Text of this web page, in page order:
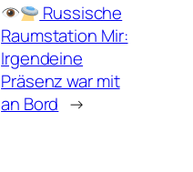
Russische
Raumstation Mir:
Irgendeine
Präsenz war mit
an Bord →